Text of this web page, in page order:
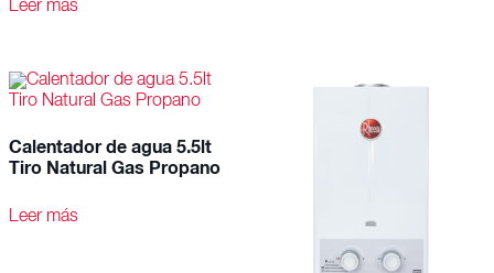
Leer más
Calentador de agua 5.5lt
Tiro Natural Gas Propano
Leer más